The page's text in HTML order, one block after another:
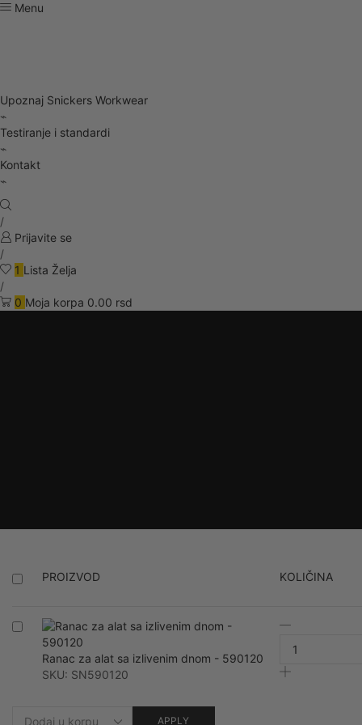
Menu
Upoznaj Snickers Workwear
⌁
Testiranje i standardi
⌁
Kontakt
⌁
/
Prijavite se
/
1 Lista Želja
/
0 Moja korpa 0.00 rsd
PROIZVOD KOLIČINA
Ranac za alat sa izlivenim dnom - 590120
SKU: SN590120
Ranac
alat
sa
APPLY